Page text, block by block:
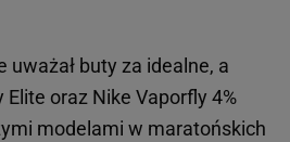
uważał buty za idealne, a
oraz Nike Vaporfly 4%
modelami w maratońskich